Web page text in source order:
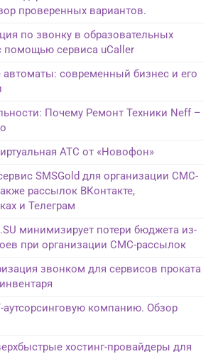
проверенных вариантов.
по звонку в образовательных
помощью сервиса uCaller
современный бизнес и его
Почему Ремонт Техники Neff –
АТС от «Новофон»
SMSGold для организации СМС-
рассылок ВКонтакте,
и Телеграм
минимизирует потери бюджета из-
при организации СМС-рассылок
звонком для сервисов проката
компанию. Обзор
хостинг-провайдеры для